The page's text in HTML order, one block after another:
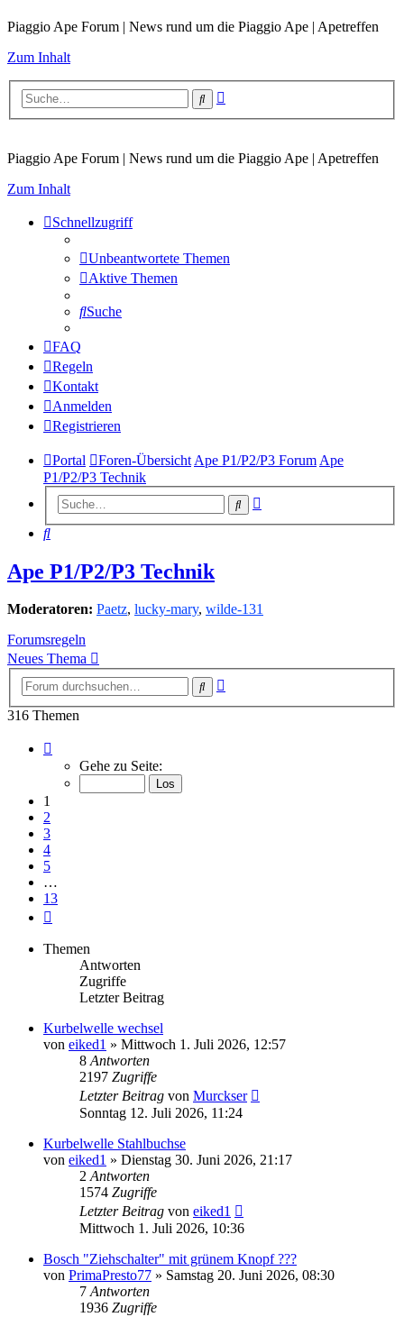
Piaggio Ape Forum | News rund um die Piaggio Ape | Apetreffen
Zum Inhalt
Suche
Piaggio Ape Forum | News rund um die Piaggio Ape | Apetreffen
Zum Inhalt
Schnellzugriff
Unbeantwortete Themen
Aktive Themen
Suche
FAQ
Regeln
Kontakt
Anmelden
Registrieren
Portal Foren-Übersicht Ape P1/P2/P3 Forum Ape
P1/P2/P3 Technik
Suche
Suche
Ape P1/P2/P3 Technik
Moderatoren: Paetz, lucky-mary, wilde-131
Forumsregeln
Neues Thema
Suche
316 Themen
von
Gehe zu Seite:
1
2
3
4
5
…
13
Themen
Antworten
Zugriffe
Letzter Beitrag
Kurbelwelle wechsel
von eiked1 » Mittwoch 1. Juli 2026, 12:57
8 Antworten
2197 Zugriffe
Letzter Beitrag von Murckser
Sonntag 12. Juli 2026, 11:24
Kurbelwelle Stahlbuchse
von eiked1 » Dienstag 30. Juni 2026, 21:17
2 Antworten
1574 Zugriffe
Letzter Beitrag von eiked1
Mittwoch 1. Juli 2026, 10:36
Bosch "Ziehschalter" mit grünem Knopf ???
von PrimaPresto77 » Samstag 20. Juni 2026, 08:30
7 Antworten
1936 Zugriffe